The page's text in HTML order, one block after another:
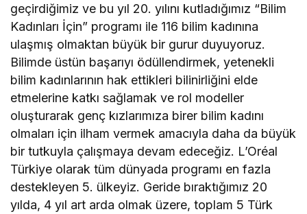
geçirdiğimiz ve bu yıl 20. yılını kutladığımız “Bilim
Kadınları İçin” programı ile 116 bilim kadınına
ulaşmış olmaktan büyük bir gurur duyuyoruz.
Bilimde üstün başarıyı ödüllendirmek, yetenekli
bilim kadınlarının hak ettikleri bilinirliğini elde
etmelerine katkı sağlamak ve rol modeller
oluşturarak genç kızlarımıza birer bilim kadını
olmaları için ilham vermek amacıyla daha da büyük
bir tutkuyla çalışmaya devam edeceğiz. L’Oréal
Türkiye olarak tüm dünyada programı en fazla
destekleyen 5. ülkeyiz. Geride bıraktığımız 20
yılda, 4 yıl art arda olmak üzere, toplam 5 Türk